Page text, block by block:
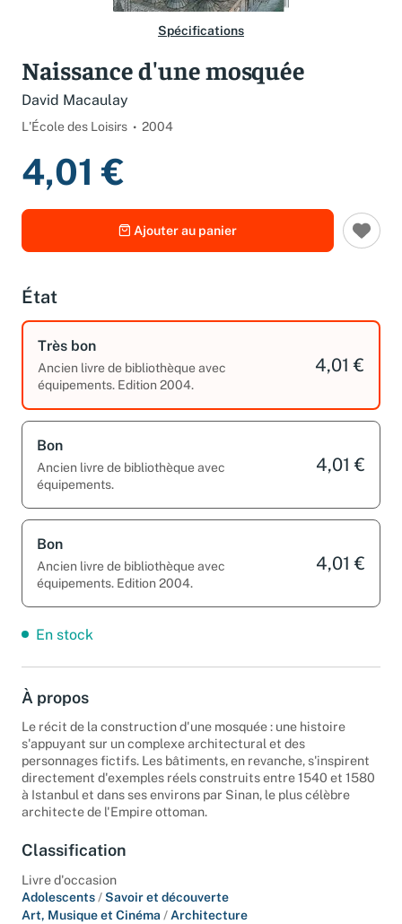
Spécifications
Naissance d'une mosquée
David Macaulay
L'École des Loisirs 2004
4,01 €
Ajouter au panier
État
Très bon
Ancien livre de bibliothèque avec
équipements. Edition 2004.
4,01 €
Bon
Ancien livre de bibliothèque avec
équipements.
4,01 €
Bon
Ancien livre de bibliothèque avec
équipements. Edition 2004.
4,01 €
En stock
À propos
Le récit de la construction d'une mosquée : une histoire
s'appuyant sur un complexe architectural et des
personnages fictifs. Les bâtiments, en revanche, s'inspirent
directement d'exemples réels construits entre 1540 et 1580
à Istanbul et dans ses environs par Sinan, le plus célèbre
architecte de l'Empire ottoman.
Classification
Livre d'occasion
Adolescents /Savoir et découverte
Art, Musique et Cinéma / Architecture